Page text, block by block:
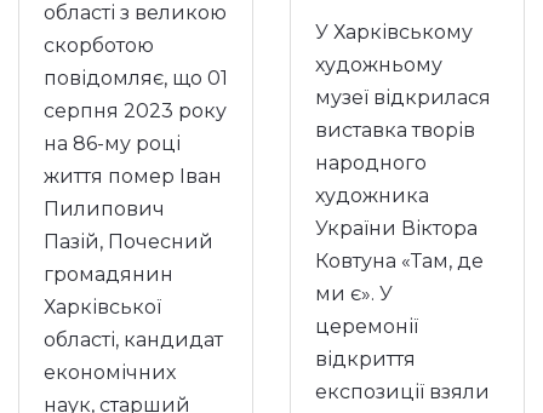
області з великою
скорботою
повідомляє, що 01
серпня 2023 року
на 86-му році
життя помер Іван
Пилипович
Пазій, Почесний
громадянин
Харківської
області, кандидат
економічних
наук, старший
У Харківському
художньому
музеї відкрилася
виставка творів
народного
художника
України Віктора
Ковтуна «Там, де
ми є». У
церемонії
відкриття
експозиції взяли